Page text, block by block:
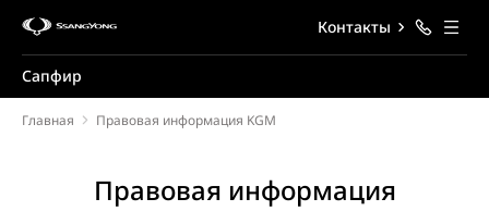
Сапфир
Контакты
Главная Правовая информация KGM
Правовая информация